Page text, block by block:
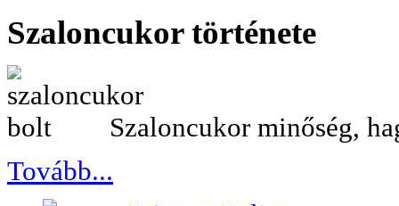
Szaloncukortörténete
Szaloncukor minőség,
Tovább...